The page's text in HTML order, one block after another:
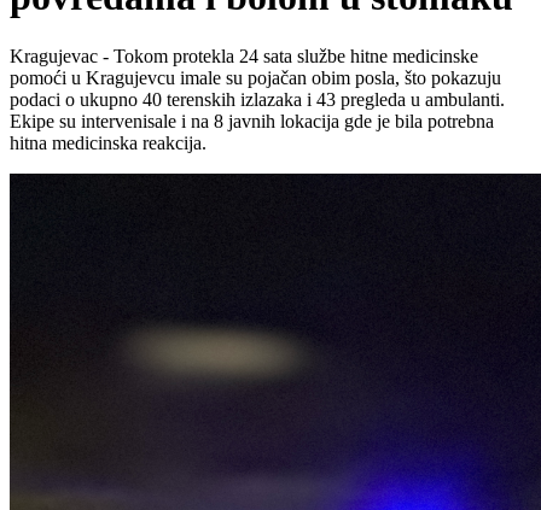
Kragujevac - Tokom protekla 24 sata službe hitne medicinske
pomoći u Kragujevcu imale su pojačan obim posla, što pokazuju
podaci o ukupno 40 terenskih izlazaka i 43 pregleda u ambulanti.
Ekipe su intervenisale i na 8 javnih lokacija gde je bila potrebna
hitna medicinska reakcija.